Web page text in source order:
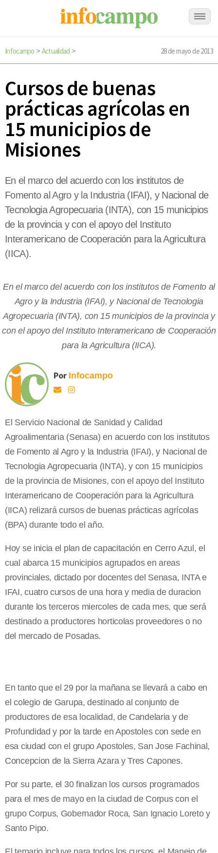
Infocampo > Actualidad > 28 de mayo de 2013
Cursos de buenas
prácticas agrícolas en
15 municipios de
Misiones
En el marco del acuerdo con los institutos de
Fomento al Agro y la Industria (IFAI), y Nacional de
Tecnologia Agropecuaria (INTA), con 15 municipios
de la provincia y con el apoyo del Instituto
Interamericano de Cooperación para la Agricultura
(IICA).
En el marco del acuerdo con los institutos de Fomento al
Agro y la Industria (IFAI), y Nacional de Tecnologia
Agropecuaria (INTA), con 15 municipios de la provincia y
con el apoyo del Instituto Interamericano de Cooperación
para la Agricultura (IICA).
Por Infocampo
El Servicio Nacional de Sanidad y Calidad
Agroalimentaria (Senasa) en acuerdo con los institutos
de Fomento al Agro y la Industria (IFAI), y Nacional de
Tecnologia Agropecuaria (INTA), y con 15 municipios
de la provincia de Misiones, con el apoyo del Instituto
Interamericano de Cooperación para la Agricultura
(IICA) relizará cursos de buenas prácticas agrícolas
(BPA) durante todo el año.
Hoy se inicia el plan de capacitación en Cerro Azul, el
cual abarca 15 municipios agrupados en areas
provinciales, dictado por docentes del Senasa, INTA e
IFAI, cuatro cursos de una hora y media de duracion
durante los terceros miercoles de cada mes, que será
destinado a productores horticolas proveedores o no
del mercado de Posadas.
En tanto que el 29 por la mañana se llevará a cabo en
el colegio de Garupa, destinado al conjunto de
productores de esa localidad, de Candelaria y de
Profundidad y por la tarde en Apostoles con sede en
esa ciudad con el grupo Apostoles, San Jose Fachinal,
Concepcion de la Sierra Azara y Tres Capones.
Por su parte, el 30 finalizan los cursos programados
para el mes de mayo en la ciudad de Corpus con el
grupo Corpus, Gobernador Roca, San Ignacio Loreto y
Santo Pipo.